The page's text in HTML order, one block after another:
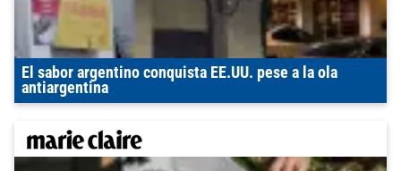
El sabor argentino conquista EE.UU. pese a la ola
antiargentina